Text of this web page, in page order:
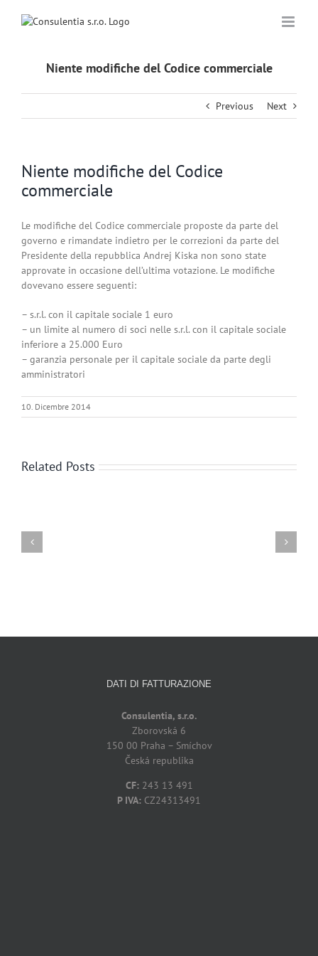
Niente modifiche del Codice commerciale
Previous Next
Niente modifiche del Codice
commerciale
Le modifiche del Codice commerciale proposte da parte del
governo e rimandate indietro per le correzioni da parte del
Presidente della repubblica Andrej Kiska non sono state
approvate in occasione dell’ultima votazione. Le modifiche
dovevano essere seguenti:
– s.r.l. con il capitale sociale 1 euro
– un limite al numero di soci nelle s.r.l. con il capitale sociale
inferiore a 25.000 Euro
– garanzia personale per il capitale sociale da parte degli
amministratori
10. Dicembre 2014
Related Posts
DATI DI FATTURAZIONE
Consulentia, s.r.o.
Zborovská 6
150 00 Praha – Smíchov
Česká republika
CF:243 13 491
P IVA: CZ24313491